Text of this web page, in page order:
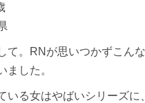
て。RNが思いつかずこん
ました。
いる女はやばいシリーズに